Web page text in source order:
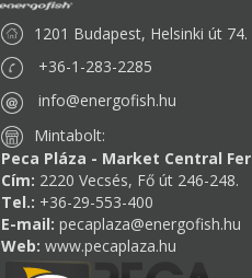
1201 Budapest, Helsinki út 74.
+36-1-283-2285
info@energofish.hu
Mintabolt:
Peca Pláza - Market Central
Cím: 2220 Vecsés, Fő út 246-248.
Tel.: +36-29-553-400
E-mail: pecaplaza@energofish.hu
Web: www.pecaplaza.hu